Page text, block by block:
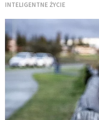
INTELIGENTNE ŻYCIE